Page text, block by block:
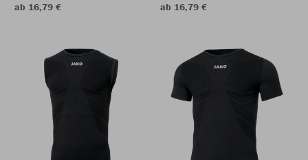
ab 16,79 €
ab 16,79 €